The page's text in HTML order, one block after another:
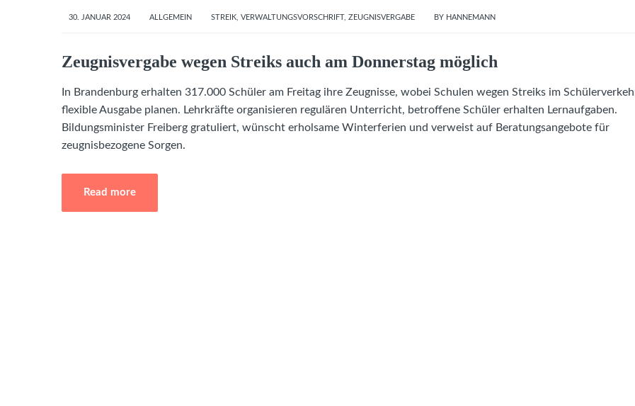
30. JANUAR 2024 ALLGEMEIN STREIK, VERWALTUNGSVORSCHRIFT , ZEUGNISVERGABE BY HANNEMANN
Zeugnisvergabe wegen Streiks auch am Donnerstag möglich
In Brandenburg erhalten 317.000 Schüler am Freitag ihre Zeugnisse, wobei Schulen wegen Streiks im
flexible Ausgabe planen. Lehrkräfte organisieren regulären Unterricht, betroffene Schüler erhalten Lernaufgaben.
Bildungsminister Freiberg gratuliert, wünscht erholsame Winterferien und verweist auf Beratungsangebote für
zeugnisbezogene Sorgen.
Read more